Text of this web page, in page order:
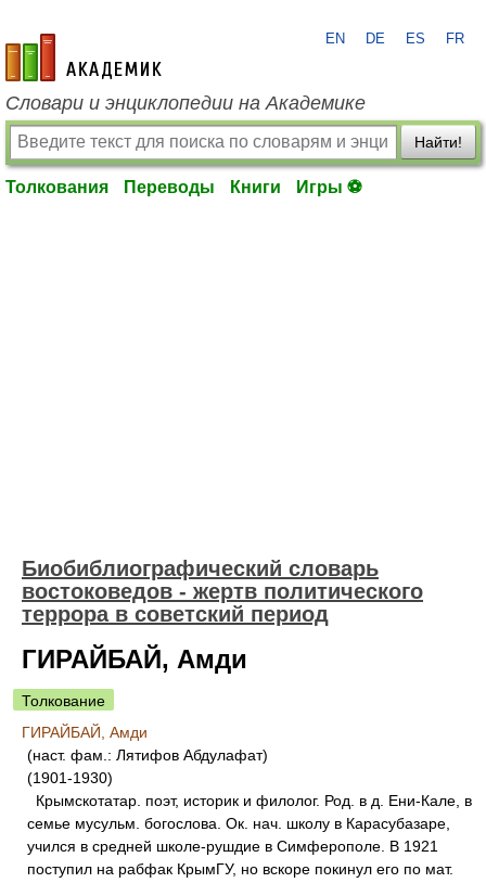
academic.ru
EN DE ES FR
Словари и энциклопедии на Академике
Найти!
Толкования Переводы Книги Игры ⚽
Биобиблиографический словарь
востоковедов - жертв политического
террора в советский период
ГИРАЙБАЙ, Амди
Толкование
ГИРАЙБАЙ, Амди
(наст. фам.: Лятифов Абдулафат)
(1901-1930)
Крымскотатар. поэт, историк и филолог. Род. в д. Ени-Кале, в
семье мусульм. богослова. Ок. нач. школу в Карасубазаре,
учился в средней школе-рушдие в Симферополе. В 1921
поступил на рабфак КрымГУ, но вскоре покинул его по мат.